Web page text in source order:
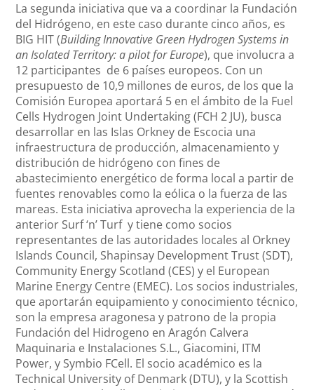
La segunda iniciativa que va a coordinar la Fundación
del Hidrógeno, en este caso durante cinco años, es
BIG HIT (Building Innovative Green Hydrogen Systems in
an Isolated Territory: a pilot for Europe), que involucra a
12 participantes de 6 países europeos. Con un
presupuesto de 10,9 millones de euros, de los que la
Comisión Europea aportará 5 en el ámbito de la Fuel
Cells Hydrogen Joint Undertaking (FCH 2 JU), busca
desarrollar en las Islas Orkney de Escocia una
infraestructura de producción, almacenamiento y
distribución de hidrógeno con fines de
abastecimiento energético de forma local a partir de
fuentes renovables como la eólica o la fuerza de las
mareas. Esta iniciativa aprovecha la experiencia de la
anterior Surf ‘n’ Turf y tiene como socios
representantes de las autoridades locales al Orkney
Islands Council, Shapinsay Development Trust (SDT),
Community Energy Scotland (CES) y el European
Marine Energy Centre (EMEC). Los socios industriales,
que aportarán equipamiento y conocimiento técnico,
son la empresa aragonesa y patrono de la propia
Fundación del Hidrogeno en Aragón Calvera
Maquinaria e Instalaciones S.L., Giacomini, ITM
Power, y Symbio FCell. El socio académico es la
Technical University of Denmark (DTU), y la Scottish